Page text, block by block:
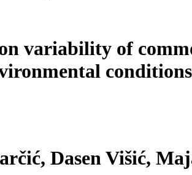
variability of
conditions
Dasen Višić,